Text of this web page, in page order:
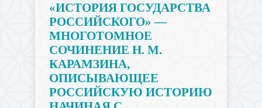
«ИСТОРИЯ ГОСУДАРСТВА
РОССИЙСКОГО» —
МНОГОТОМНОЕ
СОЧИНЕНИЕ Н. М.
КАРАМЗИНА,
ОПИСЫВАЮЩЕЕ
РОССИЙСКУЮ ИСТОРИЮ